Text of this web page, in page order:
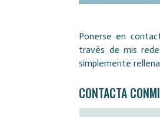
Ponerse en
través de mis
simplemente
CONTACTA